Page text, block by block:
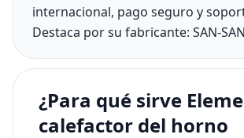
internacional, pago seguro y
Destaca por su fabricante: SAN-
¿Para qué sirve
calefactor del horno